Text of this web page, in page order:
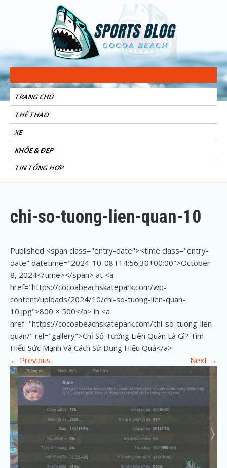
Sports Blog
Cocoa Beach
TRANG CHỦ
THỂ THAO
XE
KHỎE & ĐẸP
TIN TỔNG HỢP
chi-so-tuong-lien-quan-10
Published <span class="entry-date"><time class="entry-
date" datetime="2024-10-08T14:56:30+00:00">October
8, 2024</time></span> at <a
href="https://cocoabeachskatepark.com/wp-
content/uploads/2024/10/chi-so-tuong-lien-quan-
10.jpg">800 × 500</a> in <a
href="https://cocoabeachskatepark.com/chi-so-tuong-lien-
quan/" rel="gallery">Chỉ Số Tướng Liên Quân Là Gì? Tìm
Hiểu Sức Mạnh Và Cách Sử Dụng Hiệu Quả</a>
← Previous Next →